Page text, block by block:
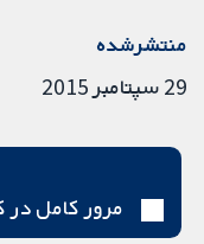
منتشرشده
29 سپتامبر 2015
مرور کامل در